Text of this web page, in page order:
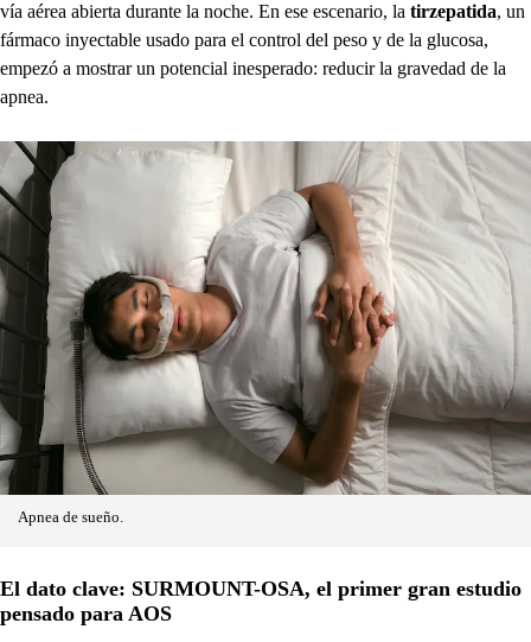
vía aérea abierta durante la noche. En ese escenario, la tirzepatida, un
fármaco inyectable usado para el control del peso y de la glucosa,
empezó a mostrar un potencial inesperado: reducir la gravedad de la
apnea.
Apnea de sueño.
El dato clave: SURMOUNT-OSA, el primer gran estudio
pensado para AOS